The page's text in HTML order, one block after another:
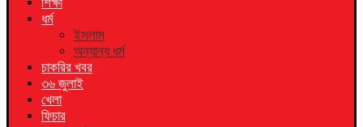
ধর্ম
ইসলাম
অন্যান্য ধর্ম
চাকরির খবর
৩৬ জুলাই
খেলা
ফিচার